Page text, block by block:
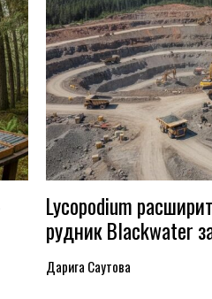
Lycopodium
рудник Blackwater
Дарига Саутова